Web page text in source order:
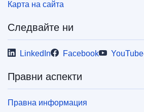
Карта на сайта
Следвайте ни
LinkedIn Facebook YouTube
Правни аспекти
Правна информация